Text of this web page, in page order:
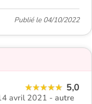
Publié le 04/10/2022
5,0
avril 2021 - autre